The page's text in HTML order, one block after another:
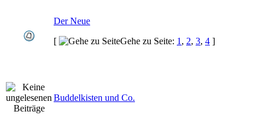
Der Neue
[
Gehe zu Seite: 1 , 2, 3, 4 ]
Buddelkisten und Co.